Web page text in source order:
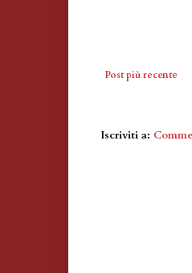
Post più recente
Iscriviti a: